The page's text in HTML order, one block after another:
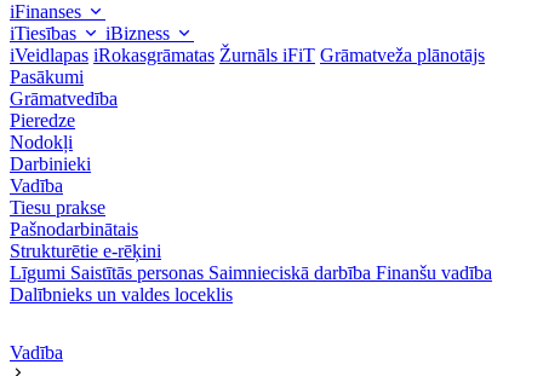
iFinanses
iTiesības
iBizness
iVeidlapas iRokasgrāmatas Žurnāls iFiT Grāmatveža plānotājs
Pasākumi
Grāmatvedība
Pieredze
Nodokļi
Darbinieki
Vadība
Tiesu prakse
Pašnodarbinātais
Strukturētie e-rēķini
Līgumi Saistītās personas Saimnieciskā darbība Finanšu vadība
Dalībnieks un valdes loceklis
Vadība